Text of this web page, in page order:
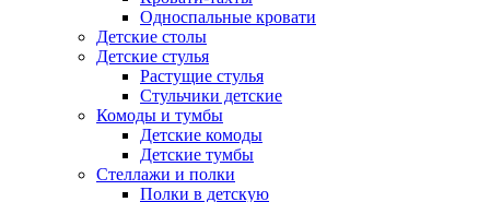
Односпальные кровати
Детские столы
Детские стулья
Растущие стулья
Стульчики детские
Комоды и тумбы
Детские комоды
Детские тумбы
Стеллажи и полки
Полки в детскую